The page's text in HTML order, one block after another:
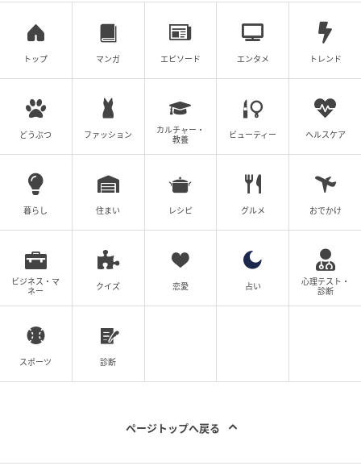
トした。
この日のトークショーは予定の時間を大幅に超える大
盛況。最後に二宮は「自分が出ていない作品なのに、
こんなに緊張するのは初めて。どうか本当に受け入れ
ていただきたいと思いますし、あの公開が終わった後
もらいたい」と語ると、「趣味娯楽というのはすべて
そうだと思うんですけど、自分の好き嫌いだけで特化
するのもありだし、好きも嫌いも食べてみてはじめて
自分の趣味嗜好が分かるということもあるので。今日
はぜひとも楽しんでいただけたらと思いますし、今後
も映画館に足繁く通っていただけたら」と締め、大き
いよいよスクリーンの幕が上がると、二宮が選んだ“人
生の1本”『リバー、流れないでよ』が上映。
本作は京の奥座敷と呼ばれる貴船を舞台に、繰り返す2
混乱を描いたタイムループコメディで、2023年の公開
トップ マンガ エピソード エンタメ トレンド
どうぶつ ファッション
カルチャー・
教養
ビューティー ヘルスケア
暮らし 住まい レシピ グルメ おでかけ
ビジネス・マ
ネー
クイズ 恋愛 占い
心理テスト・
診断
スポーツ 診断
ページトップへ戻る